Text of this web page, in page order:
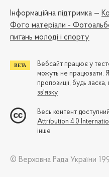
Iнформаційна підтримка —
Фото матеріали -
питань молоді і спорту
Вебсайт працює у
можуть не працювати.
пропозиції, будь ласка,
зв'язку
Весь контент
Attribution 4.0
інше
© Верховна Рада України